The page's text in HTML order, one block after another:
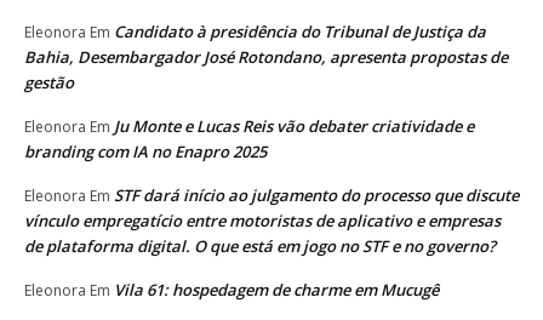
Eleonora Em Candidato à presidência do Tribunal de Justiça da
Bahia, Desembargador José Rotondano, apresenta propostas de
gestão
Eleonora Em Ju Monte e Lucas Reis vão debater criatividade e
branding com IA no Enapro 2025
Eleonora Em STF dará início ao julgamento do processo que discute
vínculo empregatício entre motoristas de aplicativo e empresas
de plataforma digital. O que está em jogo no STF e no governo?
Eleonora Em Vila 61: hospedagem de charme em Mucugê